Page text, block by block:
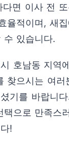
다면 이사 전
율적이며, 새
수 있습니다.
호남동 지역
찾으시는 여러
기를 바랍니
으로 만족스
!